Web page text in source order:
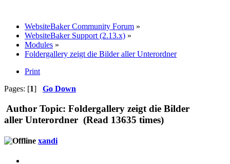
WebsiteBaker Community Forum »
WebsiteBaker Support (2.13.x) »
Modules »
Foldergallery zeigt die Bilder aller Unterordner
Print
Pages: [1] Go Down
Author Topic: Foldergallery zeigt die Bilder
aller Unterordner (Read 13635 times)
xandi